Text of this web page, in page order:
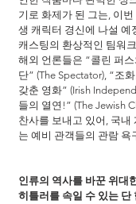
기로 화제가 된 그는, 이
생 캐릭터 경신에 나설 예
캐스팅의 환상적인 팀워
해외 언론들은 “콜린 퍼
단” (The Spectator), “조
갖춘 영화” (Irish
들의 열연!” (The Jewish
찬사를 보내고 있어, 국내
는 예비 관객들의 관람 욕
인류의 역사를 바꾼 위대
히틀러를 속일 수 있는 단